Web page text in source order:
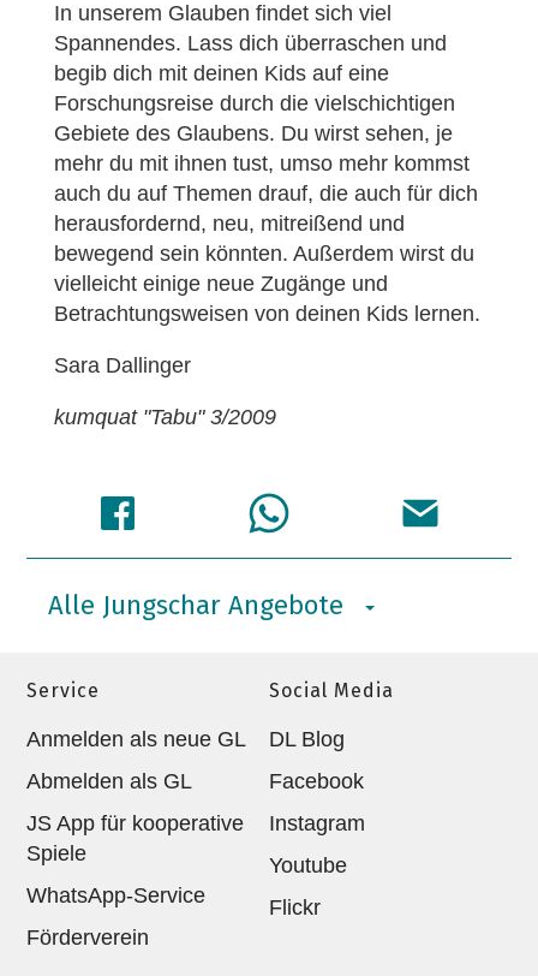
In unserem Glauben findet sich viel
Spannendes. Lass dich überraschen und
begib dich mit deinen Kids auf eine
Forschungsreise durch die vielschichtigen
Gebiete des Glaubens. Du wirst sehen, je
mehr du mit ihnen tust, umso mehr kommst
auch du auf Themen drauf, die auch für dich
herausfordernd, neu, mitreißend und
bewegend sein könnten. Außerdem wirst du
vielleicht einige neue Zugänge und
Betrachtungsweisen von deinen Kids lernen.
Sara Dallinger
kumquat "Tabu" 3/2009
Alle Jungschar Angebote
Service
Anmelden als neue GL
Abmelden als GL
JS App für kooperative
Spiele
WhatsApp-Service
Förderverein
Social Media
DL Blog
Facebook
Instagram
Youtube
Flickr